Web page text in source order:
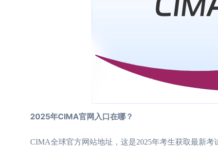
2025年CIMA官网入口在哪？
CIMA全球官方网站地址，这是2025年考生获取最新考